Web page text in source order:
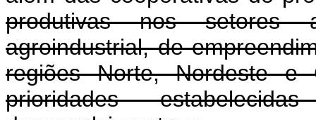
produtivas nos setores
agroindustrial, de
regiões Norte, Nordeste e
prioridades